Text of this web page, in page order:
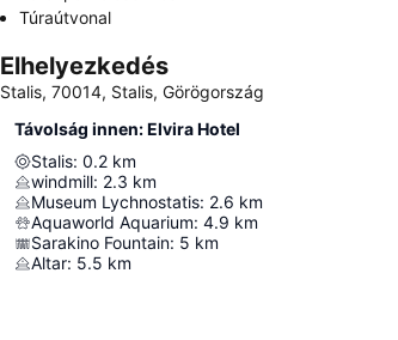
Túraútvonal
Elhelyezkedés
Stalis, 70014, Stalis, Görögország
Távolság innen: Elvira Hotel
Stalis: 0.2 km
windmill: 2.3 km
Museum Lychnostatis: 2.6 km
Aquaworld Aquarium: 4.9 km
Sarakino Fountain: 5 km
Altar: 5.5 km